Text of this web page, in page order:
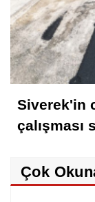
Siverek'in
çalışması
Çok